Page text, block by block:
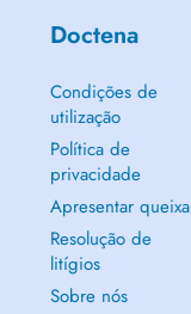
Doctena
Condições de
utilização
Política de
privacidade
Apresentar queixa
Resolução de
litígios
Sobre nós